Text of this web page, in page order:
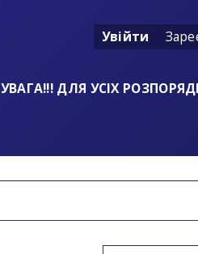
Увійти
УВАГА!!! ДЛЯ УСІХ